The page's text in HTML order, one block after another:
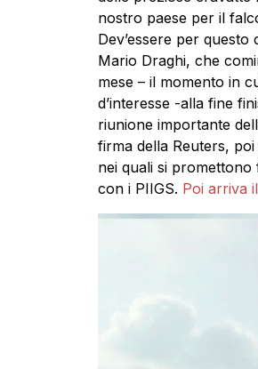
nostro paese per il
Dev’essere per questo
Mario Draghi, che
mese – il momento in
d’interesse -alla fine
riunione importante
firma della Reuters,
nei quali si
con i PIIGS. Poi arriva